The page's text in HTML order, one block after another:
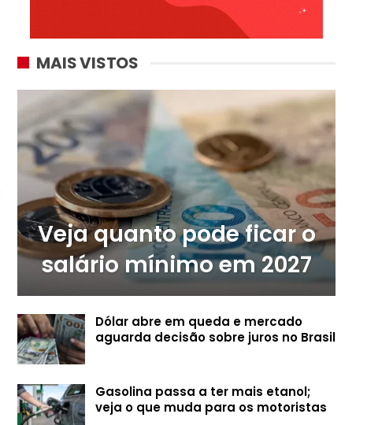
MAIS VISTOS
Veja quanto pode ficar o
salário mínimo em 2027
Dólar abre em queda e mercado
aguarda decisão sobre juros no Brasil
Gasolina passa a ter mais etanol;
veja o que muda para os motoristas